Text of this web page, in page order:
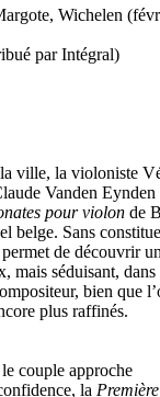
Wichelen
par Intégral)
ville, la violoniste
Vanden
pour violon de
belge. Sans
de découvrir
mais séduisant, dans
bien que
plus raffinés.
couple approche
la